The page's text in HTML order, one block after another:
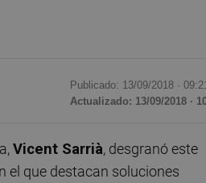
Publicado: 13/09/2018 ·
Actualizado: 13/09/2018 ·
Vicent Sarrià, desgranó este
el que destacan soluciones